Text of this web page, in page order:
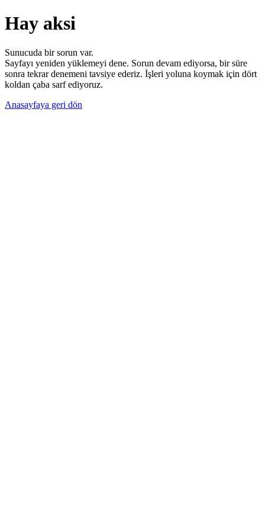
Hay aksi
Sunucuda bir sorun var.
Sayfayı yeniden yüklemeyi dene. Sorun devam ediyorsa, bir süre
sonra tekrar denemeni tavsiye ederiz. İşleri yoluna koymak için dört
koldan çaba sarf ediyoruz.
Anasayfaya geri dön